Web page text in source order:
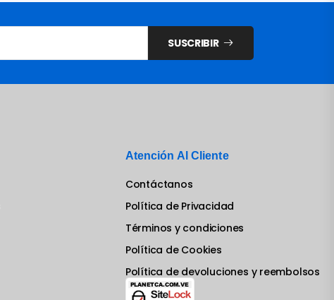
SUSCRIBIR
Atención Al Cliente
Contáctanos
Política de Privacidad
Términos y condiciones
Política de Cookies
Política de devoluciones y reembolsos